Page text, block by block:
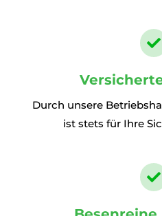

Durch unsere
ist stets für Ihre
